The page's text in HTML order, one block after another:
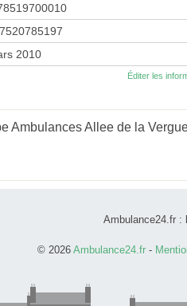
2010
Éditer les
Ambulances Allee de la
Ambulance24.fr :
© 2026 Ambulance24.fr -